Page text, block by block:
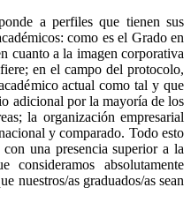
a perfiles que tienen sus
como es el Grado en
cuanto a la imagen corporativa
en el campo del protocolo,
actual como tal y que
adicional por la mayoría de los
la organización empresarial
y comparado. Todo esto
una presencia superior a la
absolutamente
nuestros/as graduados/as sean